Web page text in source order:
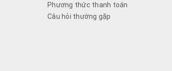
trọng.
Dành cho những khu vực khó
quạt có áp suất gió cao và vận
Phương thức thanh toán
Câu hỏi thường gặp